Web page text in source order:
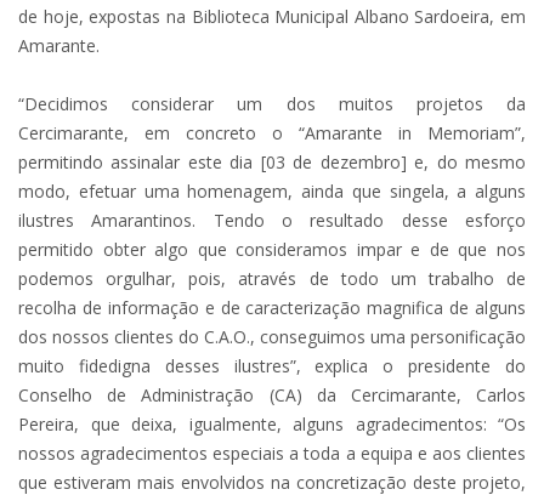
de hoje, expostas na Biblioteca Municipal Albano Sardoeira, em
Amarante.
“Decidimos considerar um dos muitos projetos da
Cercimarante, em concreto o “Amarante in Memoriam”,
permitindo assinalar este dia [03 de dezembro] e, do mesmo
modo, efetuar uma homenagem, ainda que singela, a alguns
ilustres Amarantinos. Tendo o resultado desse esforço
permitido obter algo que consideramos impar e de que nos
podemos orgulhar, pois, através de todo um trabalho de
recolha de informação e de caracterização magnifica de alguns
dos nossos clientes do C.A.O., conseguimos uma personificação
muito fidedigna desses ilustres”, explica o presidente do
Conselho de Administração (CA) da Cercimarante, Carlos
Pereira, que deixa, igualmente, alguns agradecimentos: “Os
nossos agradecimentos especiais a toda a equipa e aos clientes
que estiveram mais envolvidos na concretização deste projeto,